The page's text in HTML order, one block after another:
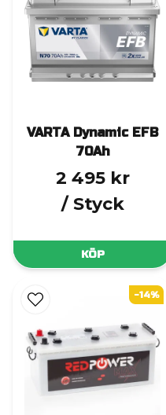
VARTA Dynamic EFB
70Ah
2 495 kr
/ Styck
KÖP
-14%